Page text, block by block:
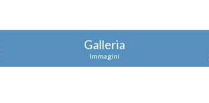
Galleria
Immagini